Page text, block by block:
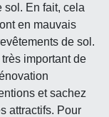
sol. En fait, cela
en mauvais
de sol.
important de
et sachez
attractifs. Pour